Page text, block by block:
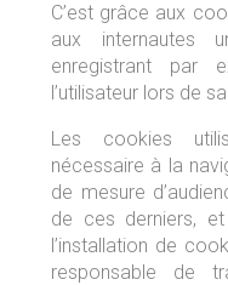
C’est grâce aux
aux internautes
enregistrant par
l’utilisateur lors de
Les cookies
nécessaire à la
de mesure
de ces derniers, et
l’installation de
responsable de